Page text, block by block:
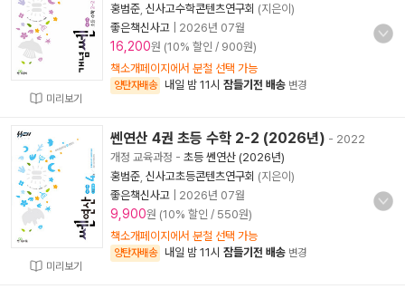
미리보기
홍범준 신사고수학콘텐츠연구회 (지은이)
좋은책신사고
2026년 07월
16,200원 (10% 할인 / 900원)
책소개페이지에서 분철 선택 가능
양탄자배송 내일 밤 11시 잠들기전 배송 변경
미리보기
쎈연산 4권 초등 수학 2-2 (2026년) - 2022
개정 교육과정 - 초등 쎈연산 (2026년)
홍범준 신사고초등콘텐츠연구회 (지은이)
좋은책신사고
2026년 07월
9,900원 (10% 할인 / 550원)
책소개페이지에서 분철 선택 가능
양탄자배송 내일 밤 11시 잠들기전 배송 변경